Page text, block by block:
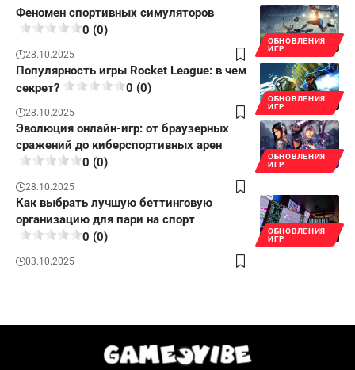
ОБНОВЛЕНИЯ
ИГР
Феномен спортивных симуляторов
0 (0)
28.10.2025
ОБНОВЛЕНИЯ
ИГР
Популярность игры Rocket League: в чем
секрет?
0 (0)
28.10.2025
ОБНОВЛЕНИЯ
ИГР
Эволюция онлайн-игр: от браузерных
сражений до киберспортивных арен
0 (0)
28.10.2025
ОБНОВЛЕНИЯ
ИГР
Как выбрать лучшую беттинговую
организацию для пари на спорт
0 (0)
03.10.2025